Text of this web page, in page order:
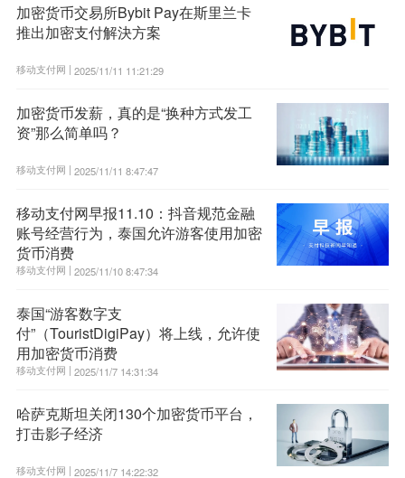
加密货币交易所Bybit Pay在斯里兰卡
推出加密支付解決方案
移动支付网 | 2025/11/11 11:21:29
加密货币发薪，真的是“换种方式发工
资”那么简单吗？
移动支付网 | 2025/11/11 8:47:47
移动支付网早报11.10：抖音规范金融
账号经营行为，泰国允许游客使用加密
货币消费
移动支付网 | 2025/11/10 8:47:34
泰国“游客数字支
付”（TouristDigiPay）将上线，允许使
用加密货币消费
移动支付网 | 2025/11/7 14:31:34
哈萨克斯坦关闭130个加密货币平台，
打击影子经济
移动支付网 | 2025/11/7 14:22:32